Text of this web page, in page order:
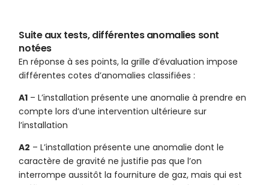
Suite aux tests, différentes anomalies sont
notées
En réponse à ses points, la grille d’évaluation impose
différentes cotes d’anomalies classifiées :
A1 – L’installation présente une anomalie à prendre en
compte lors d’une intervention ultérieure sur
l’installation
A2 – L’installation présente une anomalie dont le
caractère de gravité ne justifie pas que l’on
interrompe aussitôt la fourniture de gaz, mais qui est